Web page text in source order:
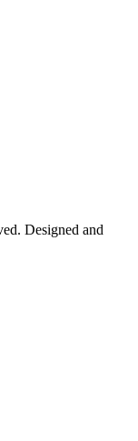
Designed and